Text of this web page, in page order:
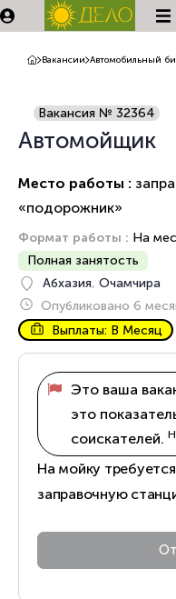
Вакансии Автомобильный
Автомойщик
Место работы :
«подорожник»
Формат работы : На
Полная занятость
Абхазия, Очамчира
Опубликовано 6
Выплаты: В Месяц
Вакансия № 32364
Это ваша
это
соискателей.
На мойку
заправочную